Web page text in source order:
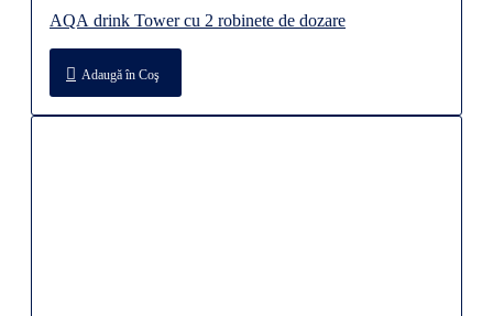
AQA drink Tower cu 2 robinete de dozare
Adaugă în Coş